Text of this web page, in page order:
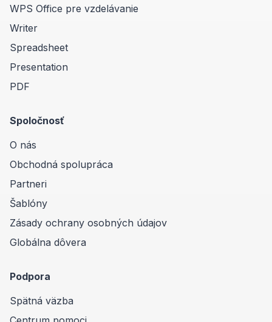
WPS Office pre vzdelávanie
Writer
Spreadsheet
Presentation
PDF
Spoločnosť
O nás
Obchodná spolupráca
Partneri
Šablóny
Zásady ochrany osobných údajov
Globálna dôvera
Podpora
Spätná väzba